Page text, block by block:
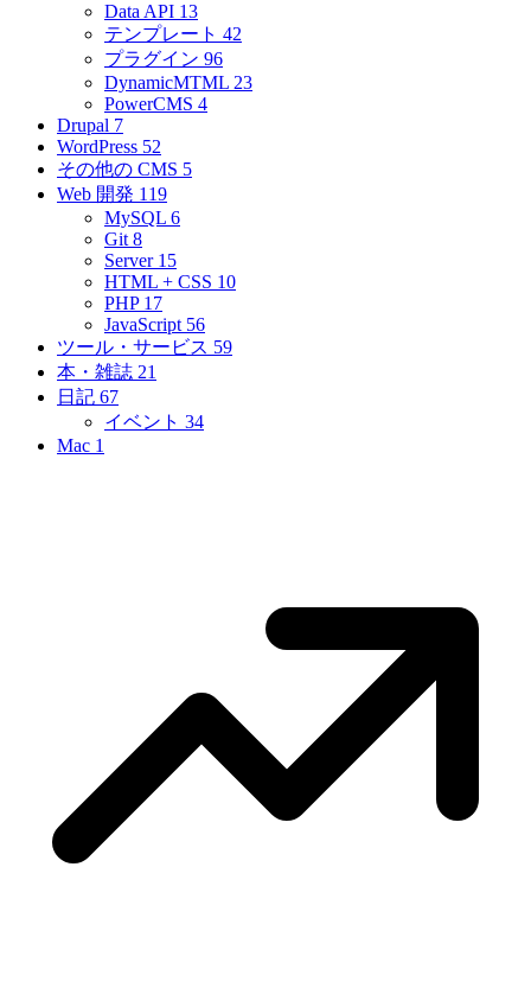
Data API 13
テンプレート 42
プラグイン 96
DynamicMTML 23
PowerCMS 4
Drupal 7
WordPress 52
その他の CMS 5
Web 開発 119
MySQL 6
Git 8
Server 15
HTML + CSS 10
PHP 17
JavaScript 56
ツール・サービス 59
本・雑誌 21
日記 67
イベント 34
Mac 1